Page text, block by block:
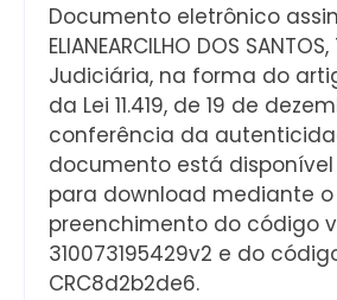
Documento eletrônico
ELIANEARCILHO DOS
Judiciária, na forma do
da Lei 11.419, de 19 de
conferência da
documento está
para download mediante o
preenchimento do código
310073195429v2 e do
CRC8d2b2de6.